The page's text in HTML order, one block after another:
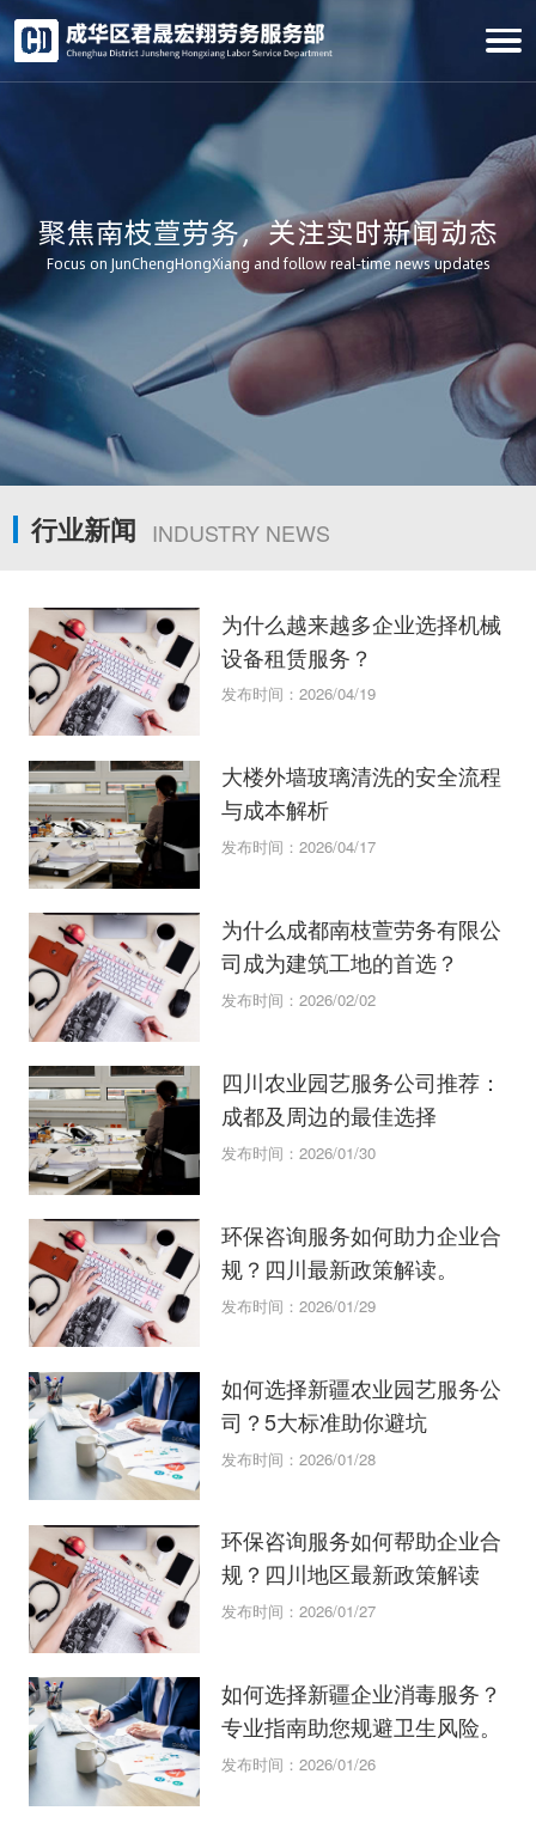
聚焦南枝萱劳务，关注实时新闻动态
Focus on JunChengHongXiang and follow real-time news updates
行业新闻 INDUSTRY NEWS
为什么越来越多企业选择机械
设备租赁服务？
发布时间：2026/04/19
大楼外墙玻璃清洗的安全流程
与成本解析
发布时间：2026/04/17
为什么成都南枝萱劳务有限公
司成为建筑工地的首选？
发布时间：2026/02/02
四川农业园艺服务公司推荐：
成都及周边的最佳选择
发布时间：2026/01/30
环保咨询服务如何助力企业合
规？四川最新政策解读。
发布时间：2026/01/29
如何选择新疆农业园艺服务公
司？5大标准助你避坑
发布时间：2026/01/28
环保咨询服务如何帮助企业合
规？四川地区最新政策解读
发布时间：2026/01/27
如何选择新疆企业消毒服务？
专业指南助您规避卫生风险。
发布时间：2026/01/26